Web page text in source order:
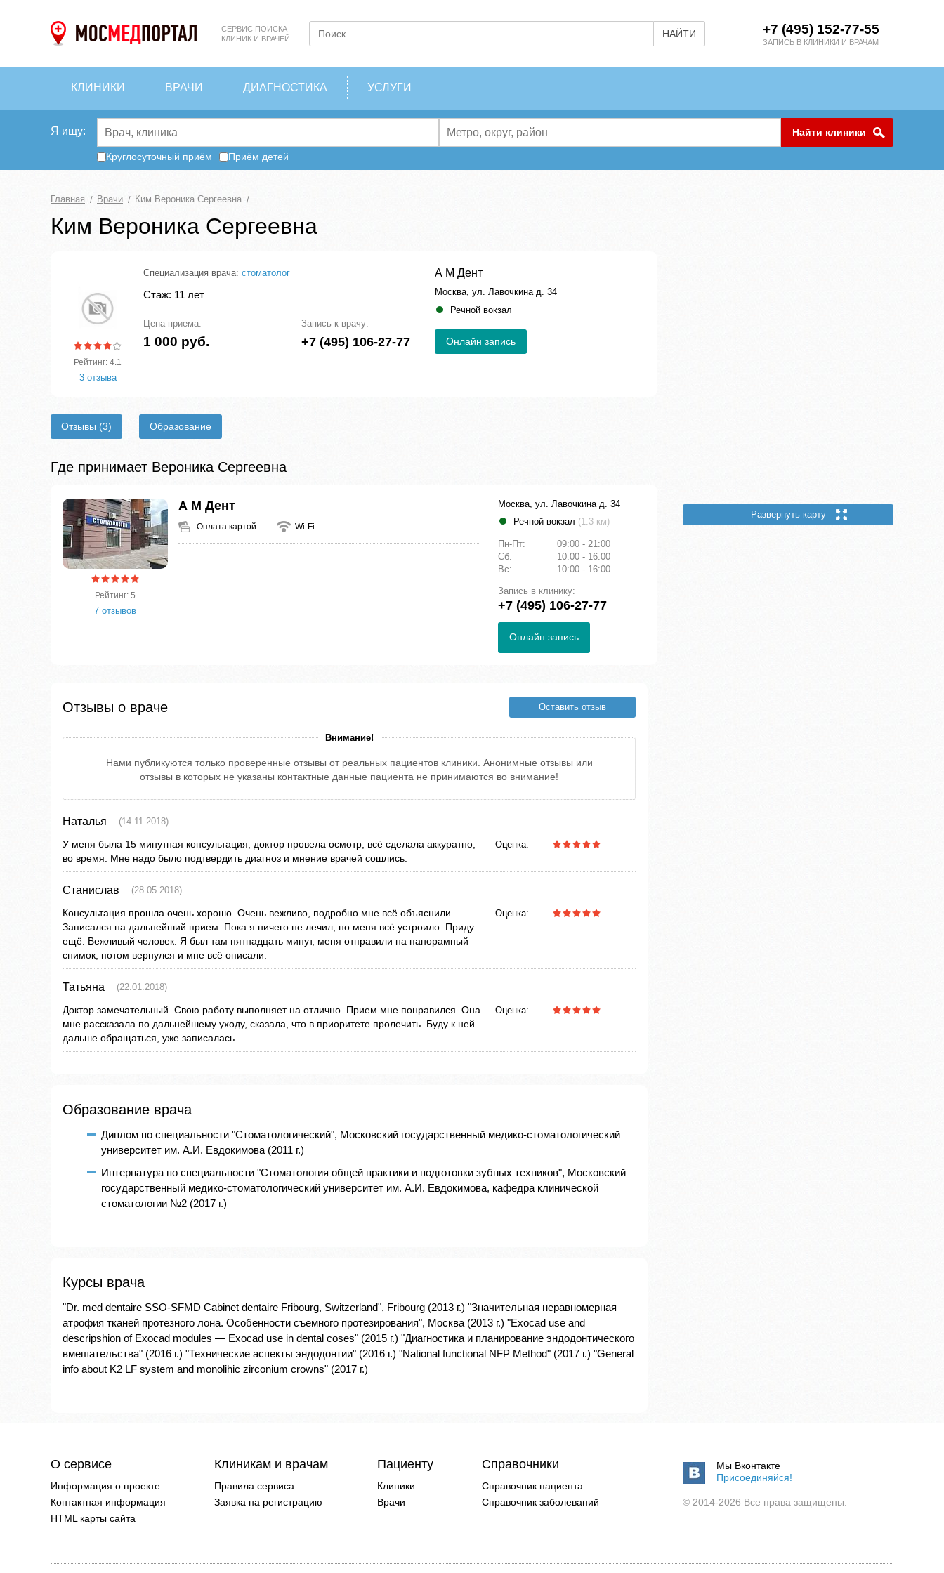
СЕРВИС ПОИСКА
КЛИНИК И ВРАЧЕЙ
НАЙТИ +7 (495) 152-77-55
ЗАПИСЬ В КЛИНИКИ И ВРАЧАМ
КЛИНИКИ ВРАЧИ ДИАГНОСТИКА УСЛУГИ
Я ищу: Найти клиники
Круглосуточный приём Приём детей
Главная Врачи Ким Вероника Сергеевна
Ким Вероника Сергеевна
Рейтинг: 4.1
3 отзыва
Специализация врача: стоматолог
Стаж: 11 лет
Цена приема:
1 000 руб.
Запись к врачу:
+7 (495) 106-27-77
А М Дент
Москва, ул. Лавочкина д. 34
Речной вокзал
Онлайн запись
Отзывы (3) Образование
Где принимает Вероника Сергеевна
Рейтинг: 5
7 отзывов
А М Дент
Оплата картой Wi-Fi
Москва, ул. Лавочкина д. 34
Речной вокзал (1.3 км)
Пн-Пт:
09:00 - 21:00
Сб:
10:00 - 16:00
Вс:
10:00 - 16:00
Запись в клинику:
+7 (495) 106-27-77
Онлайн запись
Отзывы о враче Оставить отзыв
Внимание!
Нами публикуются только проверенные отзывы от реальных пациентов клиники. Анонимные отзывы или
отзывы в которых не указаны контактные данные пациента не принимаются во внимание!
Наталья (14.11.2018)
У меня была 15 минутная консультация, доктор провела осмотр, всё сделала аккуратно,
во время. Мне надо было подтвердить диагноз и мнение врачей сошлись.
Оценка:
Станислав (28.05.2018)
Консультация прошла очень хорошо. Очень вежливо, подробно мне всё объяснили.
Записался на дальнейший прием. Пока я ничего не лечил, но меня всё устроило. Приду
ещё. Вежливый человек. Я был там пятнадцать минут, меня отправили на панорамный
снимок, потом вернулся и мне всё описали.
Оценка:
Татьяна (22.01.2018)
Доктор замечательный. Свою работу выполняет на отлично. Прием мне понравился. Она
мне рассказала по дальнейшему уходу, сказала, что в приоритете пролечить. Буду к ней
дальше обращаться, уже записалась.
Оценка:
Образование врача
Диплом по специальности "Стоматологический", Московский государственный медико-стоматологический
университет им. А.И. Евдокимова (2011 г.)
Интернатура по специальности "Стоматология общей практики и подготовки зубных техников", Московский
государственный медико-стоматологический университет им. А.И. Евдокимова, кафедра клинической
стоматологии №2 (2017 г.)
Курсы врача
"Dr. med dentaire SSO-SFMD Cabinet dentaire Fribourg, Switzerland", Fribourg (2013 г.) "Значительная неравномерная
атрофия тканей протезного лона. Особенности съемного протезирования", Москва (2013 г.) "Exocad use and
descripshion of Exocad modules — Exocad use in dental coses" (2015 г.) "Диагностика и планирование эндодонтического
вмешательства" (2016 г.) "Технические аспекты эндодонтии" (2016 г.) "National functional NFP Method" (2017 г.) "General
info about K2 LF system and monolihic zirconium crowns" (2017 г.)
Развернуть карту
О сервисе
Информация о проекте
Контактная информация
HTML карты сайта
Клиникам и врачам
Правила сервиса
Заявка на регистрацию
Пациенту
Клиники
Врачи
Справочники
Справочник пациента
Справочник заболеваний
Мы Вконтакте
Присоединяйся!
© 2014-2026 Все права защищены.